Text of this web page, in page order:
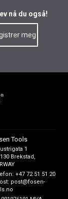
nå du også!
Tools
1
Brekstad,
+47 72 51 51 20
post@fosen-